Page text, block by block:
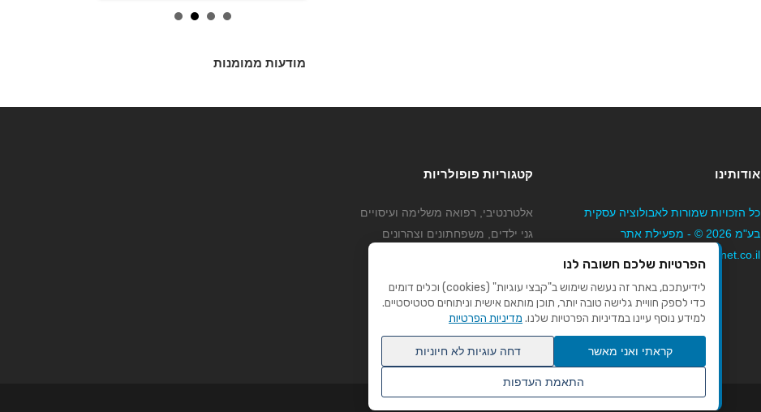
מודעות ממומנות
אודותינו
כל הזכויות שמורות לאבולוציה עסקית
בע"מ 2026 © - מפעילת אתר
Mybiznet.co.il
קטגוריות פופולריות
אלטרנטיבי, רפואה משלימה ועיסויים
גני ילדים, משפחתונים וצהרונים
הפרטיות שלכם חשובה לנו
לידיעתכם, באתר זה נעשה שימוש ב"קבצי עוגיות" (cookies) וכלים דומים
כדי לספק חוויית גלישה טובה יותר, תוכן מותאם אישית וניתוחים סטטיסטיים.
למידע נוסף עיינו במדיניות הפרטיות שלנו. מדיניות הפרטיות
קראתי ואני מאשר דחה עוגיות לא חיוניות
התאמת העדפות